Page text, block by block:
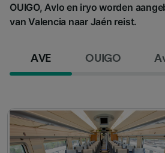
OUIGO, Avlo en iryo worden
van Valencia naar Jaén reist.
AVE OUIGO